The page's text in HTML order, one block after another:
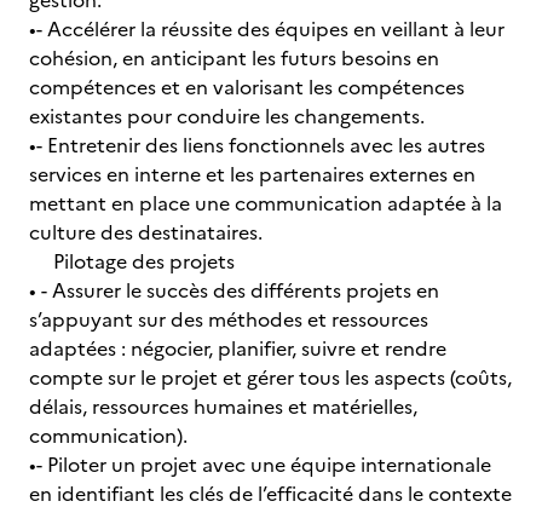
•- Accélérer la réussite des équipes en veillant à leur
cohésion, en anticipant les futurs besoins en
compétences et en valorisant les compétences
existantes pour conduire les changements.
•- Entretenir des liens fonctionnels avec les autres
services en interne et les partenaires externes en
mettant en place une communication adaptée à la
culture des destinataires.
Pilotage des projets
• - Assurer le succès des différents projets en
s’appuyant sur des méthodes et ressources
adaptées : négocier, planifier, suivre et rendre
compte sur le projet et gérer tous les aspects (coûts,
délais, ressources humaines et matérielles,
communication).
•- Piloter un projet avec une équipe internationale
en identifiant les clés de l’efficacité dans le contexte